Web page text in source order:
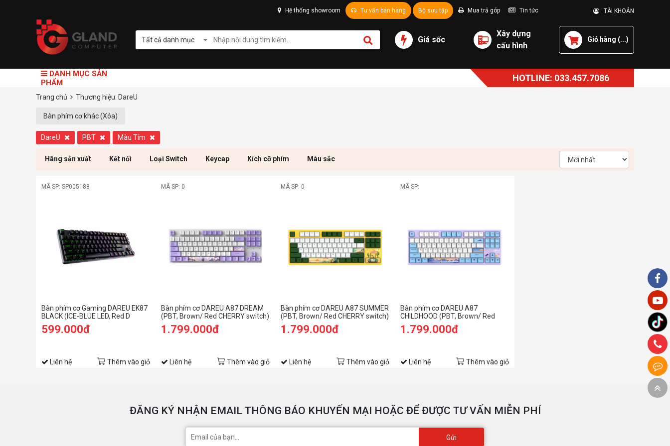
Hệ thống showroom Tư vấn bán hàng Bộ sưu tập Mua trả góp Tin tức TÀI KHOẢN
Tất cả danh mục Giá sốc
Xây dựng
cấu hình
Giỏ hàng (...)
DANH MỤC SẢN
PHẨM
HOTLINE: 033.457.7086
Trang chủ Thương hiệu: DareU
Bàn phím cơ khác (Xóa)
DareU PBT Màu Tím
Hãng sản xuất Kết nối Loại Switch Keycap Kích cỡ phím Màu sắc
MÃ SP: SP005188
Bàn phím cơ Gaming DAREU EK87
BLACK (ICE-BLUE LED, Red D
switch)
599.000đ
Liên hệ Thêm vào giỏ
MÃ SP: 0
Bàn phím cơ DAREU A87 DREAM
(PBT, Brown/ Red CHERRY switch)
1.799.000đ
Liên hệ Thêm vào giỏ
MÃ SP: 0
Bàn phím cơ DAREU A87 SUMMER
(PBT, Brown/ Red CHERRY switch)
1.799.000đ
Liên hệ Thêm vào giỏ
MÃ SP:
Bàn phím cơ DAREU A87
CHILDHOOD (PBT, Brown/ Red
CHERRY switch)
1.799.000đ
Liên hệ Thêm vào giỏ
ĐĂNG KÝ NHẬN EMAIL THÔNG BÁO KHUYẾN MẠI HOẶC ĐỂ ĐƯỢC TƯ VẤN MIỄN PHÍ
Gửi